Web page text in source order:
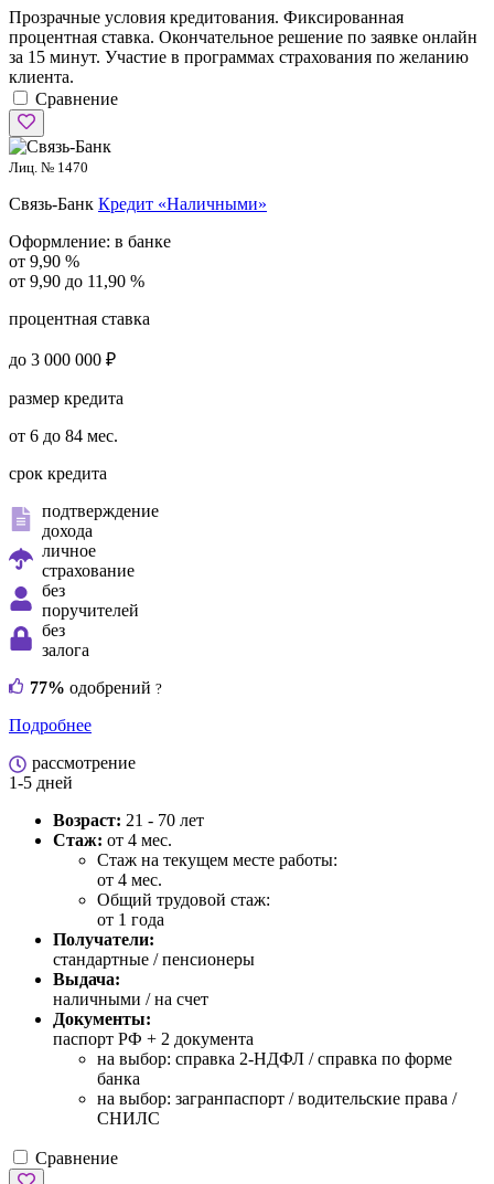
Прозрачные условия кредитования. Фиксированная
процентная ставка. Окончательное решение по заявке онлайн
за 15 минут. Участие в программах страхования по желанию
клиента.
Сравнение
Лиц. № 1470
Связь-Банк Кредит «Наличными»
Оформление: в банке
от 9,90 %
от 9,90 до 11,90 %
процентная ставка
до 3 000 000 ₽
размер кредита
от 6 до 84 мес.
срок кредита
подтверждение
дохода
личное
страхование
без
поручителей
без
залога
77% одобрений ?
Подробнее
рассмотрение
1-5 дней
Возраст: 21 - 70 лет
Стаж: от 4 мес.
Стаж на текущем месте работы:
от 4 мес.
Общий трудовой стаж:
от 1 года
Получатели:
стандартные / пенсионеры
Выдача:
наличными / на счет
Документы:
паспорт РФ + 2 документа
на выбор: справка 2-НДФЛ / справка по форме
банка
на выбор: загранпаспорт / водительские права /
СНИЛС
Сравнение